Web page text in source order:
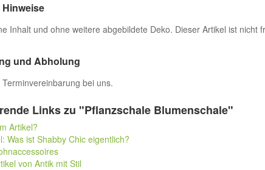
Inhalt und ohne weitere abgebildete Deko. Dieser Artikel ist nicht
und Abholung
bei uns.
Links zu "Pflanzschale Blumenschale"
Artikel?
Was ist Shabby Chic eigentlich?
von Antik mit Stil